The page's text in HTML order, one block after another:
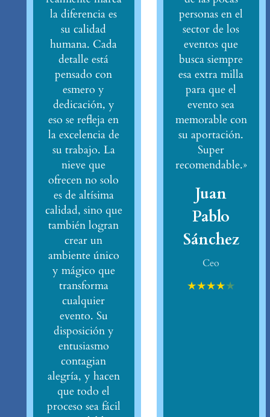
la diferencia es
su calidad
humana. Cada
detalle está
pensado con
esmero y
dedicación, y
eso se refleja en
la excelencia de
su trabajo. La
nieve que
ofrecen no solo
es de altísima
calidad, sino que
también logran
crear un
ambiente único
y mágico que
transforma
cualquier
evento. Su
disposición y
entusiasmo
contagian
alegría, y hacen
que todo el
proceso sea fácil
personas en el
sector de los
eventos que
busca siempre
esa extra milla
para que el
evento sea
memorable con
su aportación.
Super
recomendable.»
Juan
Pablo
Sánchez
Ceo
★★★★★